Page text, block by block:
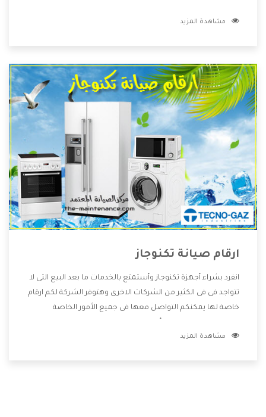
الشركة بها والتى تكون منها خدمة الصيانة التى تكون من أهم
وأقوى الأسعار التى تكون مناسبة لكثير من العملاء
مشاهدة المزيد
ارقام صيانة تكنوجاز
انفرد بشراء أجهزة تكنوجاز وأستمتع بالخدمات ما بعد البيع التى لا
تتواجد فى فى الكثير من الشركات الاخرى وهتوفر الشركة لكم ارقام
خاصة لها يمكنكم التواصل معها فى جميع الأمور الخاصة
من خلال العروض والخصومات التى تتقدم لكم .
مشاهدة المزيد